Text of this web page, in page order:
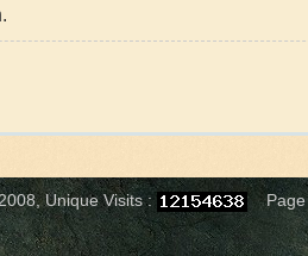
Unique Visits : Page